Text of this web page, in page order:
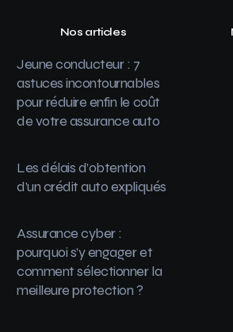
Nos articles
Jeune conducteur : 7
astuces incontournables
pour réduire enfin le coût
de votre assurance auto
Les délais d’obtention
d’un crédit auto expliqués
Assurance cyber :
pourquoi s’y engager et
comment sélectionner la
meilleure protection ?